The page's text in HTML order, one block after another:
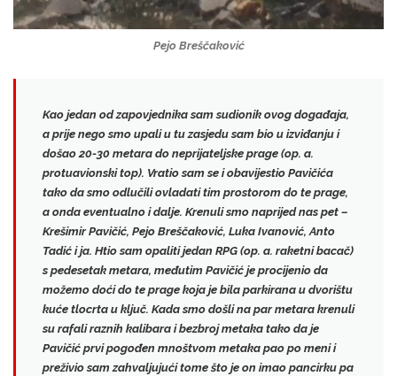
Pejo Breščaković
Kao jedan od zapovjednika sam sudionik ovog događaja,
a prije nego smo upali u tu zasjedu sam bio u izviđanju i
došao 20-30 metara do neprijateljske prage (op. a.
protuavionski top). Vratio sam se i obavijestio Pavičića
tako da smo odlučili ovladati tim prostorom do te prage,
a onda eventualno i dalje. Krenuli smo naprijed nas pet –
Krešimir Pavičić, Pejo Breščaković, Luka Ivanović, Anto
Tadić i ja. Htio sam opaliti jedan RPG (op. a. raketni bacač)
s pedesetak metara, međutim Pavičić je procijenio da
možemo doći do te prage koja je bila parkirana u dvorištu
kuće tlocrta u ključ. Kada smo došli na par metara krenuli
su rafali raznih kalibara i bezbroj metaka tako da je
Pavičić prvi pogođen mnoštvom metaka pao po meni i
preživio sam zahvaljujući tome što je on imao pancirku pa